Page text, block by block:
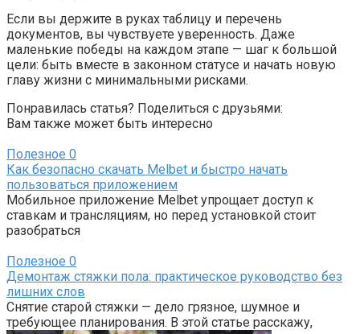
Если вы держите в руках таблицу и перечень
документов, вы чувствуете уверенность. Даже
маленькие победы на каждом этапе — шаг к большой
цели: быть вместе в законном статусе и начать новую
главу жизни с минимальными рисками.
Понравилась статья? Поделиться с друзьями:
Вам также может быть интересно
Полезное 0
Как безопасно скачать Melbet и быстро начать
пользоваться приложением
Мобильное приложение Melbet упрощает доступ к
ставкам и трансляциям, но перед установкой стоит
разобраться
Полезное 0
Демонтаж стяжки пола: практическое руководство без
лишних слов
Снятие старой стяжки — дело грязное, шумное и
требующее планирования. В этой статье расскажу,